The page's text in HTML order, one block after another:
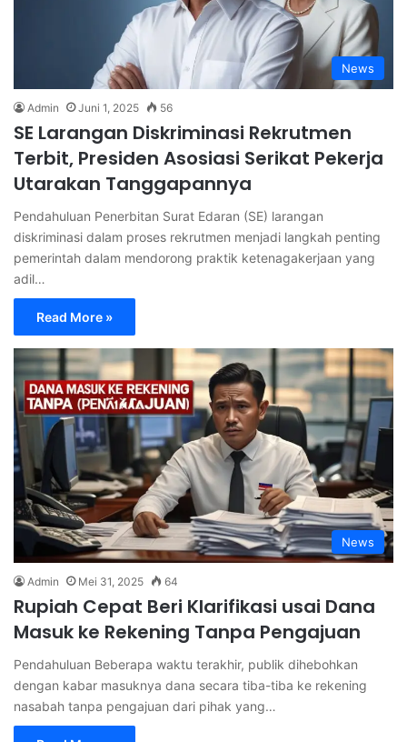
News
Admin Juni 1, 2025 56
SE Larangan Diskriminasi Rekrutmen
Terbit, Presiden Asosiasi Serikat Pekerja
Utarakan Tanggapannya
Pendahuluan Penerbitan Surat Edaran (SE) larangan
diskriminasi dalam proses rekrutmen menjadi langkah penting
pemerintah dalam mendorong praktik ketenagakerjaan yang
adil…
Read More »
News
Admin Mei 31, 2025 64
Rupiah Cepat Beri Klarifikasi usai Dana
Masuk ke Rekening Tanpa Pengajuan
Pendahuluan Beberapa waktu terakhir, publik dihebohkan
dengan kabar masuknya dana secara tiba-tiba ke rekening
nasabah tanpa pengajuan dari pihak yang…